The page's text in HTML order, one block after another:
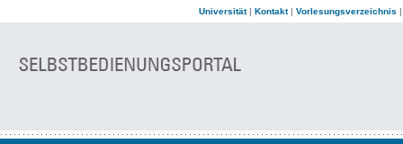
Universität| Kontakt| Vorlesungsverzeichnis